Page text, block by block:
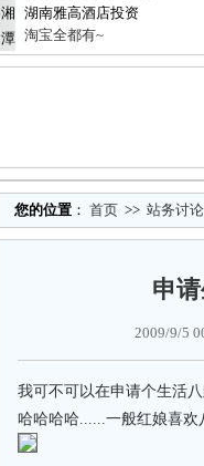
湘
潭
湖南雅高酒店投资
淘宝全都有~
您的位置 ： 首页 >> 站务讨论
申
2009/9/5
我可不可以在申请个生活
哈哈哈哈......一般红娘喜欢